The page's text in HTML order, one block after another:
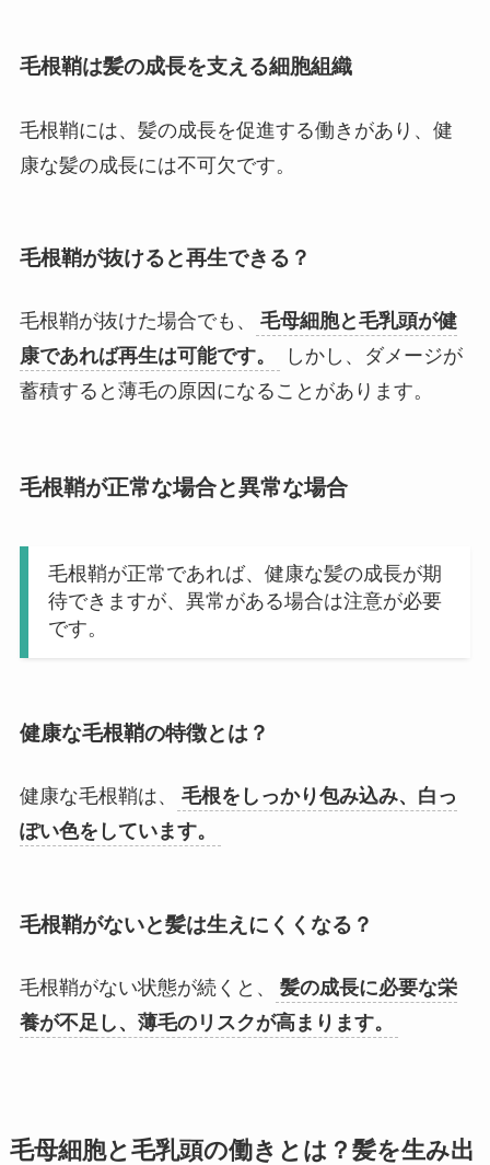
毛根鞘は髪の成長を支える細胞組織
毛根鞘には、髪の成長を促進する働きがあり、健
康な髪の成長には不可欠です。
毛根鞘が抜けると再生できる？
毛根鞘が抜けた場合でも、
毛母細胞と毛乳頭が健
康であれば再生は可能です。
しかし、ダメージが
蓄積すると薄毛の原因になることがあります。
毛根鞘が正常な場合と異常な場合
毛根鞘が正常であれば、健康な髪の成長が期
待できますが、異常がある場合は注意が必要
です。
健康な毛根鞘の特徴とは？
健康な毛根鞘は、
毛根をしっかり包み込み、白っ
ぽい色をしています。
毛根鞘がないと髪は生えにくくなる？
毛根鞘がない状態が続くと、
髪の成長に必要な栄
養が不足し、薄毛のリスクが高まります。
毛母細胞と毛乳頭の働きとは？髪を生み出